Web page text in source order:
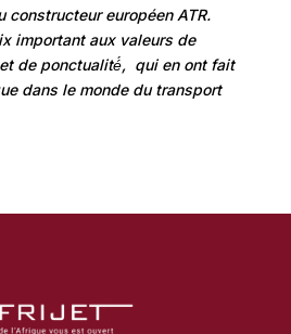
européen ATR.
important aux valeurs de
de ponctualité́, qui en ont fait
dans le monde du transport